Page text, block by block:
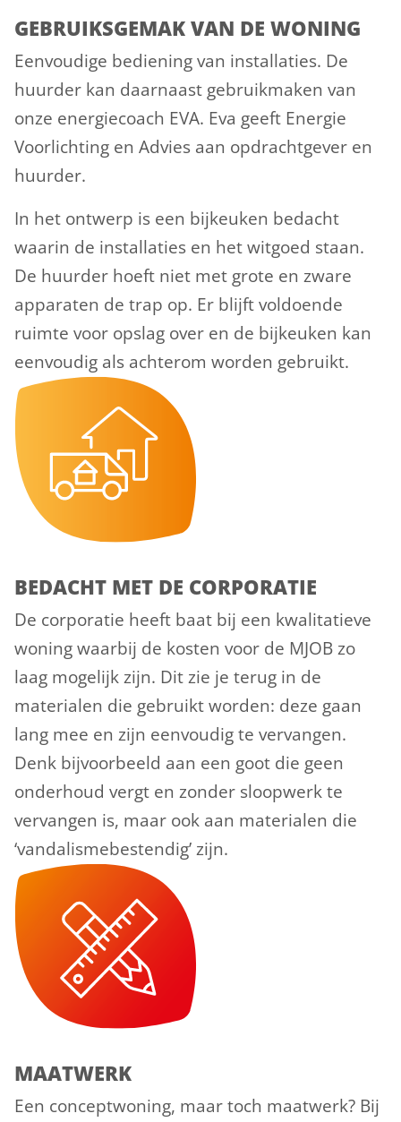
GEBRUIKSGEMAK VAN DE WONING
Eenvoudige bediening van installaties. De
huurder kan daarnaast gebruikmaken van
onze energiecoach EVA. Eva geeft Energie
Voorlichting en Advies aan opdrachtgever en
huurder.
In het ontwerp is een bijkeuken bedacht
waarin de installaties en het witgoed staan.
De huurder hoeft niet met grote en zware
apparaten de trap op. Er blijft voldoende
ruimte voor opslag over en de bijkeuken kan
eenvoudig als achterom worden gebruikt.
BEDACHT MET DE CORPORATIE
De corporatie heeft baat bij een kwalitatieve
woning waarbij de kosten voor de MJOB zo
laag mogelijk zijn. Dit zie je terug in de
materialen die gebruikt worden: deze gaan
lang mee en zijn eenvoudig te vervangen.
Denk bijvoorbeeld aan een goot die geen
onderhoud vergt en zonder sloopwerk te
vervangen is, maar ook aan materialen die
‘vandalismebestendig’ zijn.
MAATWERK
Een conceptwoning, maar toch maatwerk? Bij